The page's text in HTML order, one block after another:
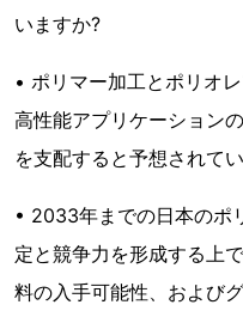
いますか?
• ポリマー加工とポリオ
高性能アプリケーション
を支配すると予想されて
• 2033年までの日本のポ
定と競争力を形成する上
料の入手可能性、および